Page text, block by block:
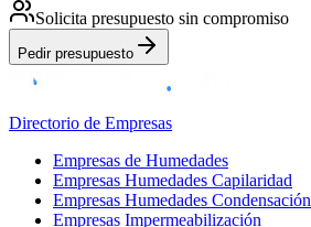
Solicita presupuesto sin compromiso
Pedir presupuesto
Directorio de Empresas
Empresas de Humedades
Empresas Humedades Capilaridad
Empresas Humedades Condensación
Empresas Impermeabilización